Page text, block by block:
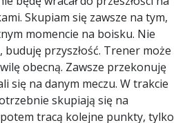
Skupiam się zawsze na tym,
momencie na boisku. Nie
buduję przyszłość. Trener może
obecną. Zawsze przekonuję
się na danym meczu. W trakcie
skupiają się na
potem tracą kolejne punkty, tylko